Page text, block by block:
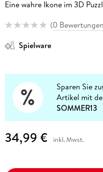
Eine wahre Ikone im 3D
(0 Bewertungen
Spielware
Sparen Sie
Artikel mit
SOMMER13
34,99 € inkl. Mwst.